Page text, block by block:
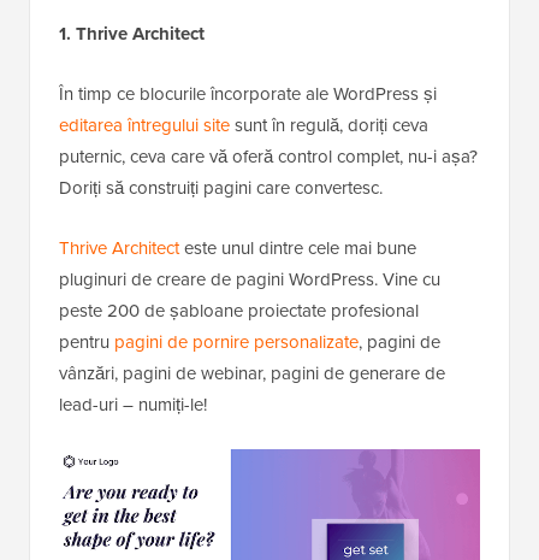
1. Thrive Architect
În timp ce blocurile încorporate ale WordPress și
editarea întregului sitesunt în regulă, doriți ceva
puternic, ceva care vă oferă control complet, nu-i așa?
Doriți să construiți pagini care convertesc.
Thrive Architecteste unul dintre cele mai bune
pluginuri de creare de pagini WordPress. Vine cu
peste 200 de șabloane proiectate profesional
pentru pagini de pornire personalizate, pagini de
vânzări, pagini de webinar, pagini de generare de
lead-uri – numiți-le!